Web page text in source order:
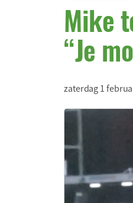
Mike
“Je
zaterdag 1